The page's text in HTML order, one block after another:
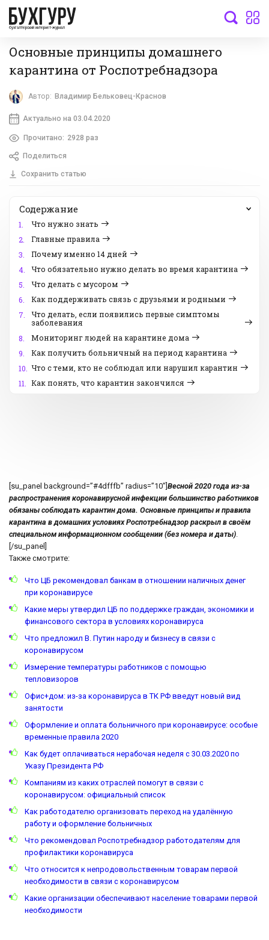
бухгалтерский интернет-журнал
Основные принципы домашнего
карантина от Роспотребнадзора
Автор: Владимир Бельковец-Краснов
Актуально на 03.04.2020
Прочитано: 2928 раз
Поделиться
Сохранить статью
Содержание
1.
Что нужно знать
2.
Главные правила
3.
Почему именно 14 дней
4.
Что обязательно нужно делать во время карантина
5.
Что делать с мусором
6.
Как поддерживать связь с друзьями и родными
7.
Что делать, если появились первые симптомы
заболевания
8.
Мониторинг людей на карантине дома
9.
Как получить больничный на период карантина
10. Что с теми, кто не соблюдал или нарушил карантин
11. Как понять, что карантин закончился
[su_panel background=”#4dfffb” radius=”10″] Весной 2020 года из-за
распространения коронавирусной инфекции большинство работников
обязаны соблюдать карантин дома. Основные принципы и правила
карантина в домашних условиях Роспотребнадзор раскрыл в своём
специальном информационном сообщении (без номера и даты).
[/su_panel]
Также смотрите:
Что ЦБ рекомендовал банкам в отношении наличных денег
при коронавирусе
Какие меры утвердил ЦБ по поддержке граждан, экономики и
финансового сектора в условиях коронавируса
Что предложил В. Путин народу и бизнесу в связи с
коронавирусом
Измерение температуры работников с помощью
тепловизоров
Офис+дом: из-за коронавируса в ТК РФ введут новый вид
занятости
Оформление и оплата больничного при коронавирусе: особые
временные правила 2020
Как будет оплачиваться нерабочая неделя с 30.03.2020 по
Указу Президента РФ
Компаниям из каких отраслей помогут в связи с
коронавирусом: официальный список
Как работодателю организовать переход на удалённую
работу и оформление больничных
Что рекомендовал Роспотребнадзор работодателям для
профилактики коронавируса
Что относится к непродовольственным товарам первой
необходимости в связи с коронавирусом
Какие организации обеспечивают население товарами первой
необходимости